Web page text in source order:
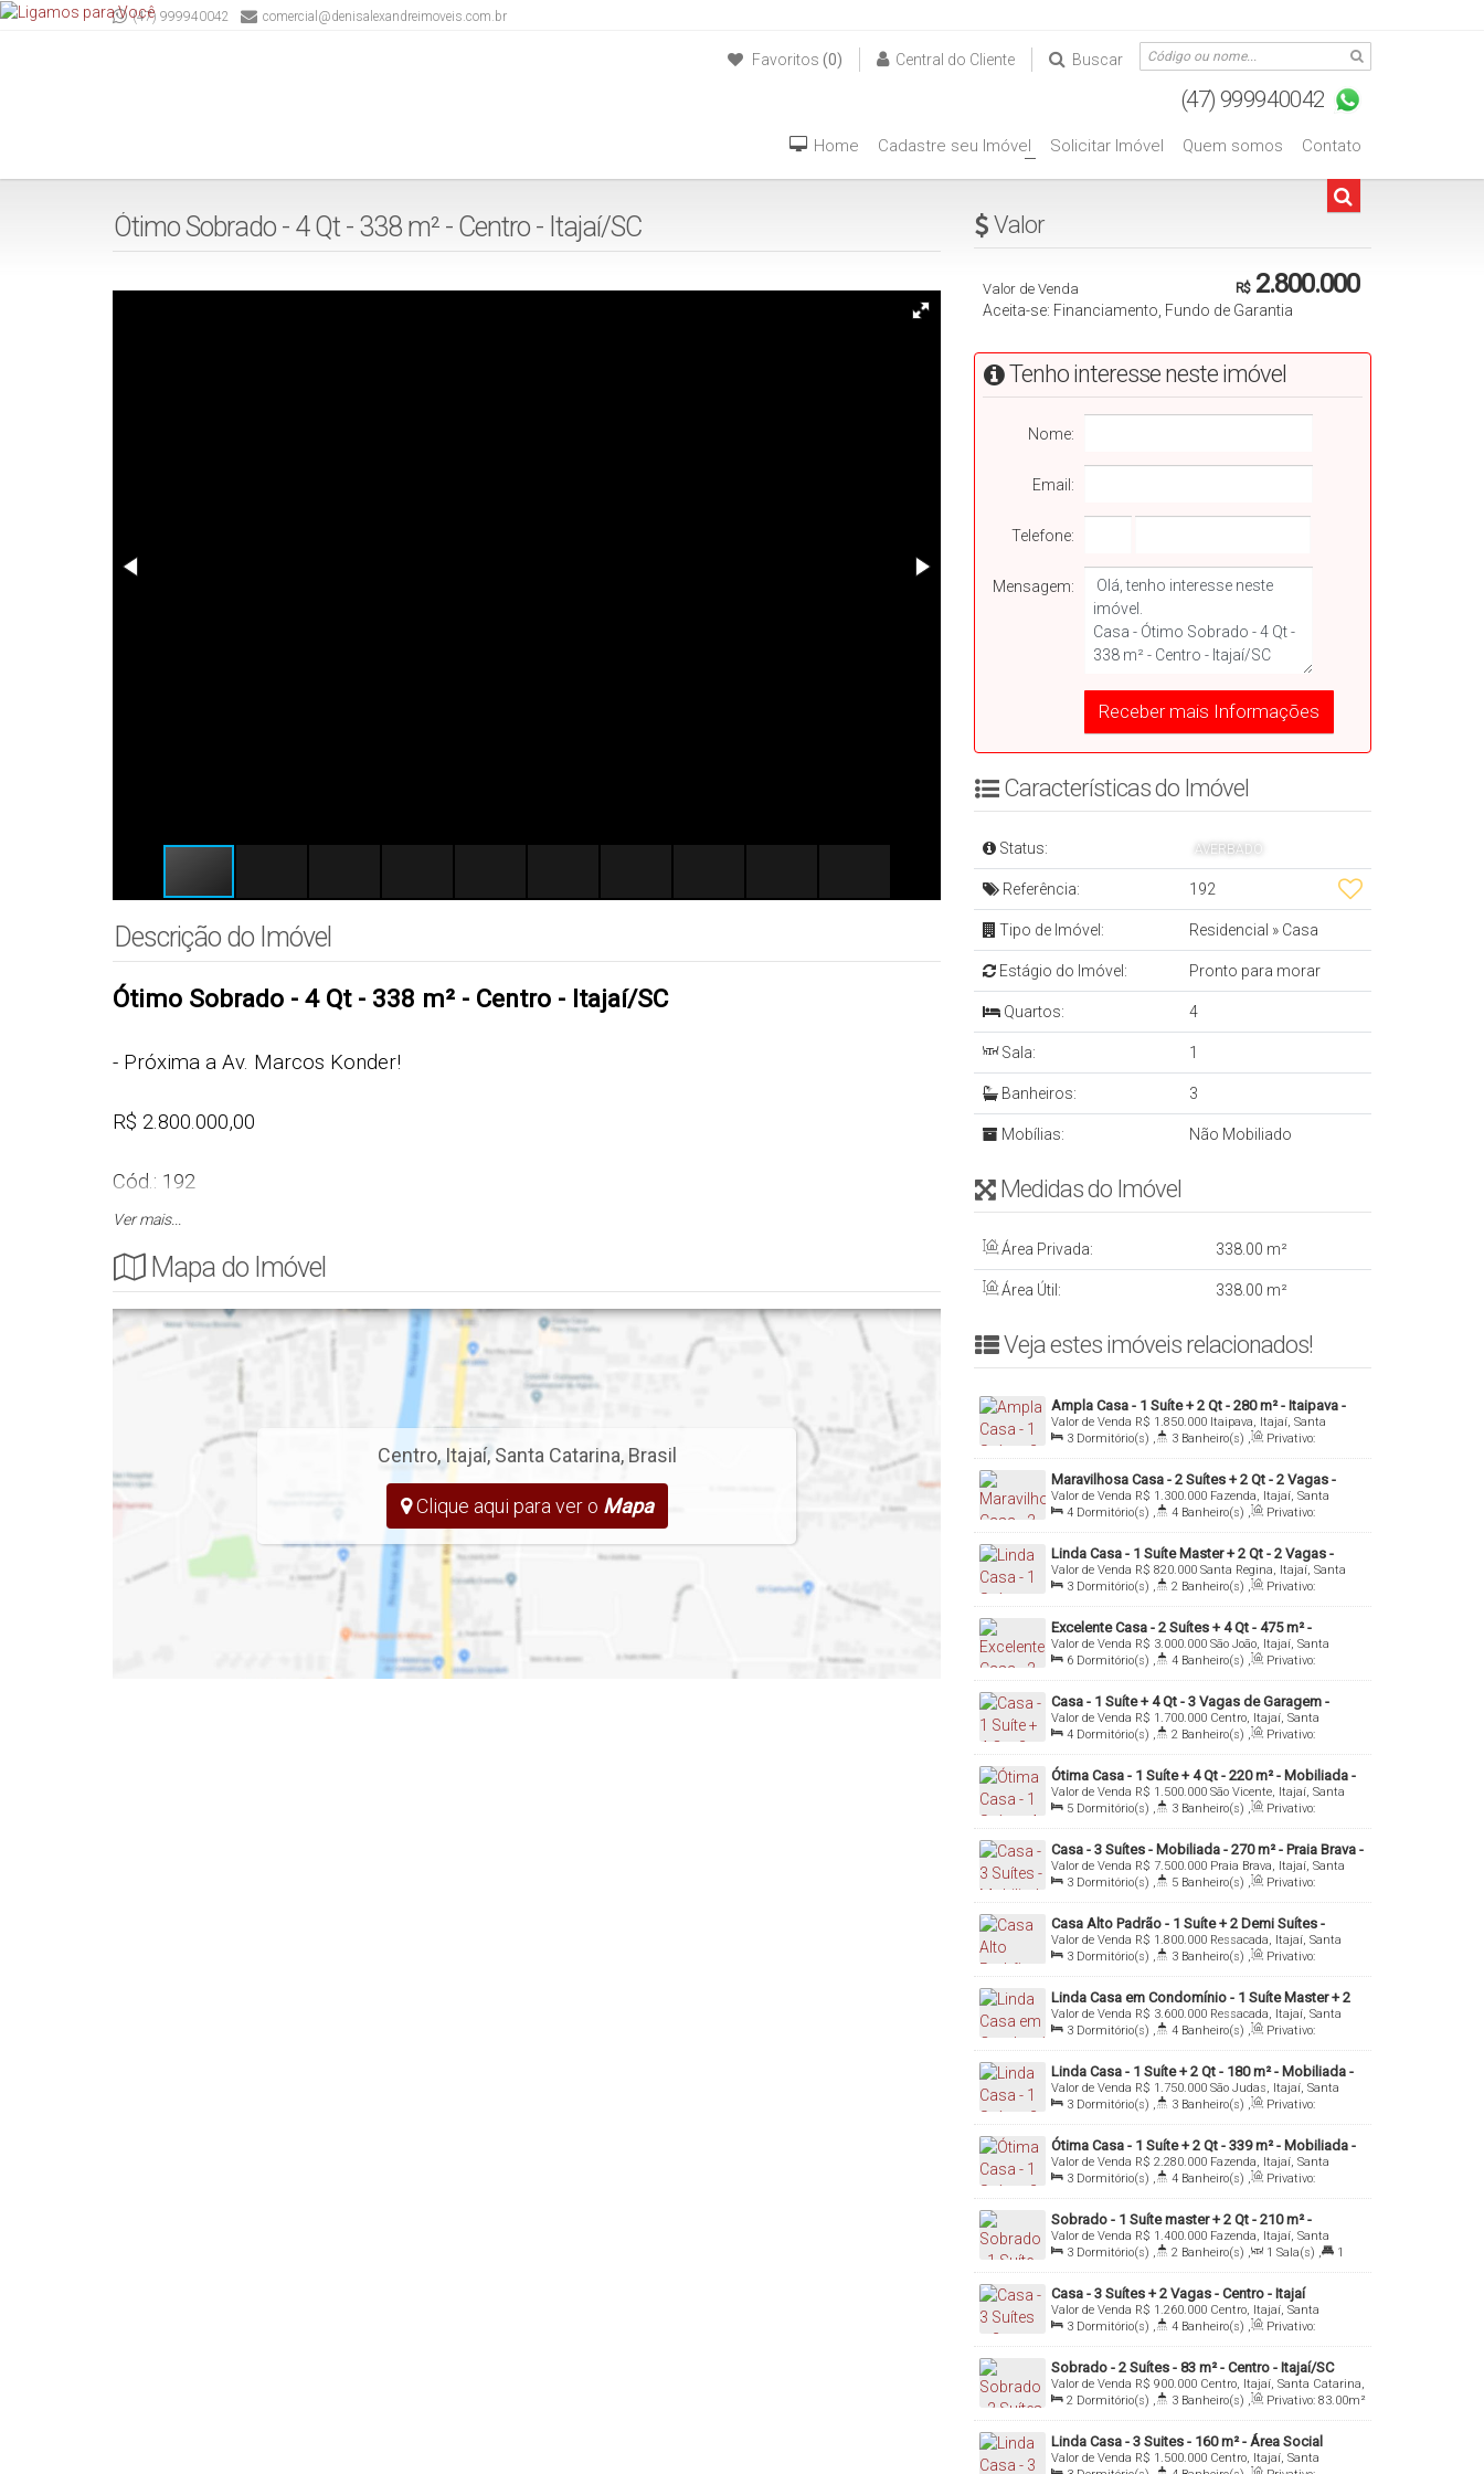
(47) 999940042 comercial@denisalexandreimoveis.com.br
Buscar
Central do Cliente
Favoritos (0)
(47) 999940042
Contato
Quem somos
Solicitar Imóvel
+
Cadastre seu Imóvel
Home
Ótimo Sobrado - 4 Qt - 338 m² - Centro - Itajaí/SC
Descrição do Imóvel
Ótimo Sobrado - 4 Qt - 338 m² - Centro - Itajaí/SC
- Próxima a Av. Marcos Konder!
R$ 2.800.000,00
Cód.: 192
- Sala de Estar e Jantar
- Churrasqueira
- Área de Serviço
- 3 Banheiros Sociais
- Vaga de Garagem
- 338 m² Privativos
Mais informações: Inbox, Whatsapp ou Email
Ver mais...
Mapa do Imóvel
Centro, Itajaí,Santa Catarina, Brasil
Clique aqui para ver o Mapa
Valorㅤㅤㅤㅤㅤㅤㅤㅤㅤㅤㅤㅤㅤ
R$2.800.000
Valor de Venda
Aceita-se: Financiamento, Fundo de Garantia
Tenho interesse neste imóvel
Nome:
Email:
Telefone:
Mensagem:
Características do Imóvelㅤㅤㅤ ㅤ
Status: AVERBADO
Referência: 192
Tipo de Imóvel: Residencial » Casa
Estágio do Imóvel: Pronto para morar
Quartos: 4
Sala: 1
Banheiros: 3
Mobílias: Não Mobiliado
Medidas do Imóvelㅤ ㅤㅤ ㅤㅤ ㅤ
Área Privada: 338 .00 m²
Área Útil: 338 .00 m²
Veja estes imóveis relacionados!ㅤ
Ampla Casa - 1 Suíte + 2 Qt - 280 m² - Itaipava -
Itajaí/SC
R$ 1.850.000
Valor de Venda
Itaipava, Itajaí, Santa
Catarina, Brasil
3 Dormitório(s) , 3 Banheiro(s) ,
Privativo:
280.00m² , 1 Sala(s) , 1 Suíte(s) , Total: 2450.00m²
,
Vaga(s) 280.00m²
Maravilhosa Casa - 2 Suítes + 2 Qt - 2 Vagas -
Fazenda - Itajaí/SC
R$ 1.300.000
Valor de Venda
Fazenda, Itajaí, Santa
Catarina, Brasil
4 Dormitório(s) , 4 Banheiro(s) ,
Privativo:
221.00m² , 1 Sala(s) , 2 Suíte(s) , Total: 592.00m² ,
Vaga(s) Útil: 221 .00 m²
Linda Casa - 1 Suíte Master + 2 Qt - 2 Vagas -
Santa Regina - Itajaí/SC
R$ 820.000
Valor de Venda
Santa Regina, Itajaí, Santa
Catarina, Brasil
3 Dormitório(s) , 2 Banheiro(s) ,
Privativo:
280.00m² , 1 Sala(s) , 1 Suíte(s) , Total: 300.00m² ,
Vaga(s) , Útil: 280.00 m²
Excelente Casa - 2 Suítes + 4 Qt - 475 m² -
Mobiliada - São João - Itajaí/SC
R$ 3.000.000
Valor de Venda
São João, Itajaí, Santa
Catarina, Brasil
6 Dormitório(s) , 4 Banheiro(s) ,
Privativo:
475.00m² , 2 Sala(s) , 2 Suíte(s) , 6 Vaga(s) ,
Útil:
475.00 m² Terreno: 900 m²
Casa - 1 Suíte + 4 Qt - 3 Vagas de Garagem -
Centro - Itajaí/SC
R$ 1.700.000
Valor de Venda
Centro, Itajaí, Santa
Catarina, Brasil
4 Dormitório(s) , 2 Banheiro(s) ,
Privativo:
231.00m² , 3 Sala(s) , 1 Suíte(s) , Total: 250.00m² ,
3
Vaga(s) Útil: 231 .00 m²
Ótima Casa - 1 Suíte + 4 Qt - 220 m² - Mobiliada -
São Vicente - Itajaí/SC
R$ 1.500.000
Valor de Venda
São Vicente, Itajaí, Santa
Catarina, Brasil
5 Dormitório(s) , 3 Banheiro(s) ,
Privativo:
220.00m² , 2 Sala(s) , 1 Suíte(s) , 3 Vaga(s) ,
Útil:
220.00 m²
Casa - 3 Suítes - Mobiliada - 270 m² - Praia Brava -
Itajaí/SC
R$ 7.500.000
Valor de Venda
Praia Brava, Itajaí, Santa
Catarina, Brasil
3 Dormitório(s) , 5 Banheiro(s) ,
Privativo:
270.00m² , 1 Sala(s) , 3 Suíte(s) , 3 Vaga(s) ,
Útil:
270 .00 m² Terreno: 450 .00m²
Casa Alto Padrão - 1 Suíte + 2 Demi Suítes -
Mobiliada - Ressacada - Itajaí/SC
R$ 1.800.000
Valor de Venda
Ressacada, Itajaí, Santa
Catarina, Brasil
3 Dormitório(s) , 3 Banheiro(s) ,
Privativo:
202.00m² , 2 Sala(s) , 3 Suíte(s) , Total: 300.00m² ,
Vaga(s) Útil: 202 m²
Linda Casa em Condomínio - 1 Suíte Master + 2
Suítes - 360 m² - Ressacada - Itajaí/SC
R$ 3.600.000
Valor de Venda
Ressacada, Itajaí, Santa
Catarina, Brasil
3 Dormitório(s) , 4 Banheiro(s) ,
Privativo:
360.00m² , 1 Sala(s) , 3 Suíte(s) , Total: 300.00m² ,
Vaga(s) Útil: 360 .00 m²
Linda Casa - 1 Suíte + 2 Qt - 180 m² - Mobiliada -
São Judas - Itajaí/SC
R$ 1.750.000
Valor de Venda
São Judas, Itajaí, Santa
Catarina, Brasil
3 Dormitório(s) , 3 Banheiro(s) ,
Privativo:
180.00m² , 2 Sala(s) , 1 Suíte(s) , Total: 253.00m² ,
2
Vaga(s)
Ótima Casa - 1 Suíte + 2 Qt - 339 m² - Mobiliada -
Fazenda - Itajaí/SC
R$ 2.280.000
Valor de Venda
Fazenda, Itajaí, Santa
Catarina, Brasil
3 Dormitório(s) , 4 Banheiro(s) ,
Privativo:
339.00m² , 1 Sala(s) , 1 Suíte(s) , 3 Vaga(s) ,
Útil:
339.00 m²
Sobrado - 1 Suíte master + 2 Qt - 210 m² -
Fazenda - Itajaí/SC
R$ 1.400.000
Valor de Venda
Fazenda, Itajaí, Santa
Catarina, Brasil
3 Dormitório(s) , 2 Banheiro(s) , 1 Sala(s) ,
1
Suíte(s) , 3 Vaga(s) , Útil: 185.00m² ,
Terreno:
210
m²
Casa - 3 Suítes + 2 Vagas - Centro - Itajaí
R$ 1.260.000
Valor de Venda
Centro, Itajaí, Santa
Catarina, Brasil
3 Dormitório(s) , 4 Banheiro(s) ,
Privativo:
155.00m² , 1 Sala(s) , 3 Suíte(s) , Total: 149.00m² ,
2
Vaga(s) , Útil: 155.00 m²
Sobrado - 2 Suítes - 83 m² - Centro - Itajaí/SC
R$ 900.000
Valor de Venda
Centro, Itajaí, Santa Catarina,
Brasil
2 Dormitório(s) , 3 Banheiro(s) , Privativo: 83.00m²
,
1 Sala(s) , 2 Suíte(s) , 1 Vaga(s) , Útil: 83.00m²
Linda Casa - 3 Suites - 160 m² - Área Social
Externa - Centro - Itajai/SC
R$ 1.500.000
Valor de Venda
Centro, Itajaí, Santa